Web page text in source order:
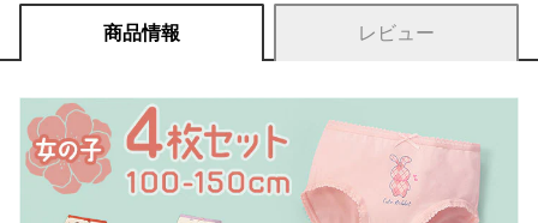
商品情報 レビュー